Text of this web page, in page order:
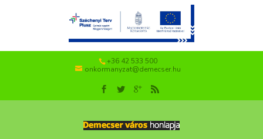
+36 42 533 500
onkormanyzat@demecser.hu